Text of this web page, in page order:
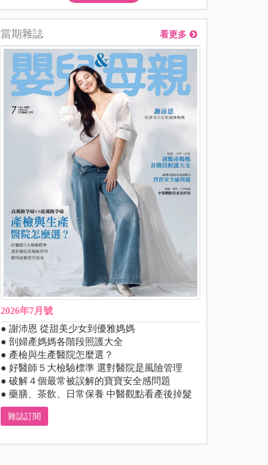
當期雜誌 看更多
2026年7月號
● 謝沛恩 從甜美少女到優雅媽媽
● 剖婦產媽媽各階段照護大全
● 產檢與生產醫院怎麼選？
● 好醫師５大檢驗標準 選對醫院是風險管理
● 破解４個最常被誤解的寶寶安全感問題
● 藥膳、茶飲、日常保養 中醫觀點看產後掉髮
雜誌訂閱